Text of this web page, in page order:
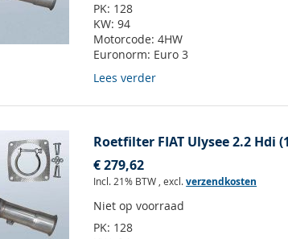
PK: 128
KW:94
Motorcode:4HW
Euronorm: Euro 3
Lees verder
Roetfilter FIAT Ulysee 2.2 Hdi
€ 279,62
Incl. 21% BTW ,excl.verzendkosten
Niet op voorraad
PK: 128